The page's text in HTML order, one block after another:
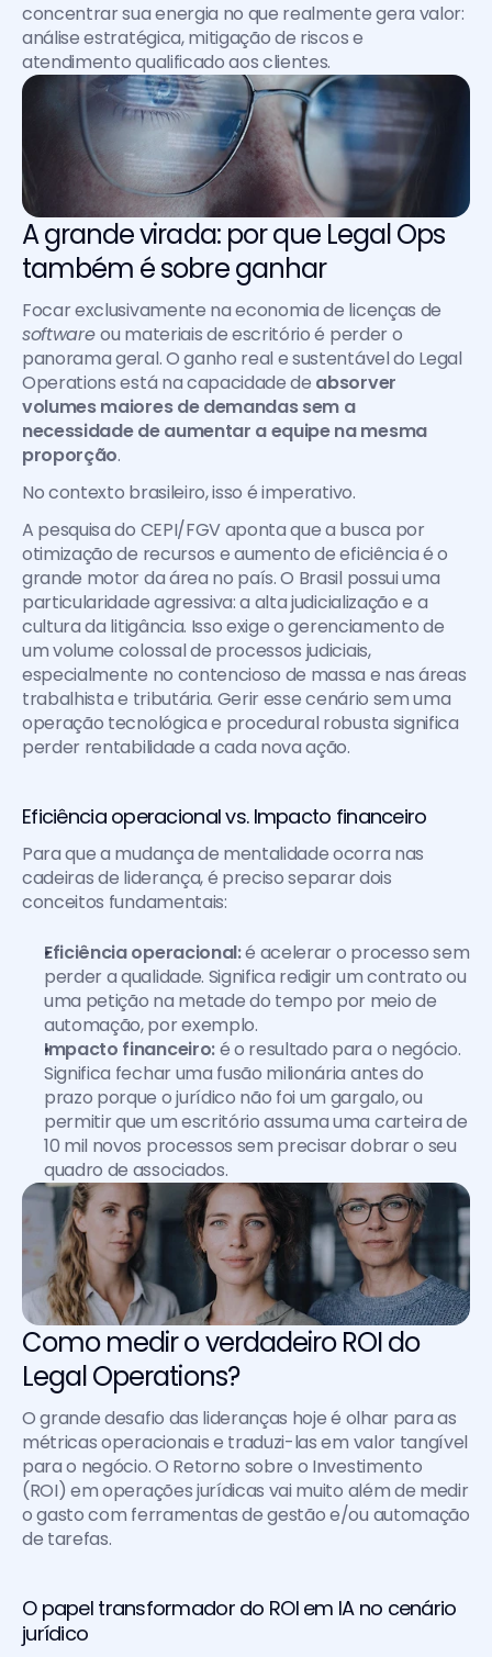
concentrar sua energia no que realmente gera valor:
análise estratégica, mitigação de riscos e
atendimento qualificado aos clientes.
A grande virada: por que Legal Ops
também é sobre ganhar
software ou materiais de escritório é perder o
panorama geral. O ganho real e sustentável do Legal
Operations está na capacidade de absorver
volumes maiores de demandas sem a
necessidade de aumentar a equipe na mesma
proporção.
No contexto brasileiro, isso é imperativo.
A pesquisa do CEPI/FGV aponta que a busca por
otimização de recursos e aumento de eficiência é o
grande motor da área no país. O Brasil possui uma
particularidade agressiva: a alta judicialização e a
cultura da litigância. Isso exige o gerenciamento de
um volume colossal de processos judiciais,
especialmente no contencioso de massa e nas áreas
trabalhista e tributária. Gerir esse cenário sem uma
operação tecnológica e procedural robusta significa
perder rentabilidade a cada nova ação.
Eficiência operacional vs. Impacto financeiro
Para que a mudança de mentalidade ocorra nas
cadeiras de liderança, é preciso separar dois
conceitos fundamentais:
Eficiência operacional: é acelerar o processo sem
perder a qualidade. Significa redigir um contrato ou
uma petição na metade do tempo por meio de
automação, por exemplo.
Impacto financeiro: é o resultado para o negócio.
Significa fechar uma fusão milionária antes do
prazo porque o jurídico não foi um gargalo, ou
permitir que um escritório assuma uma carteira de
10 mil novos processos sem precisar dobrar o seu
quadro de associados.
Como medir o verdadeiro ROI do
Legal Operations?
O grande desafio das lideranças hoje é olhar para as
métricas operacionais e traduzi-las em valor tangível
para o negócio. O Retorno sobre o Investimento
(ROI) em operações jurídicas vai muito além de medir
o gasto com ferramentas de gestão e/ou automação
de tarefas.
O papel transformador do ROI em IA no cenário
jurídico